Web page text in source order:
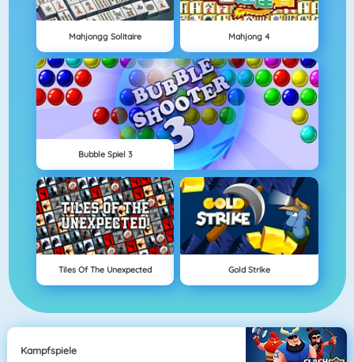
Mahjongg Solitaire Mahjong 4
Bubble Spiel 3
Tiles Of The Unexpected Gold Strike
Kampfspiele